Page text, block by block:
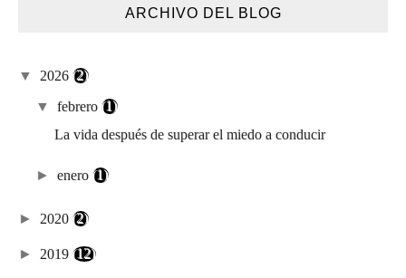
ARCHIVO DEL BLOG
▼ 2026 (2)
▼febrero(1)
La vida después de superar el miedo a conducir
►enero(1)
► 2020 (2)
► 2019 (12)